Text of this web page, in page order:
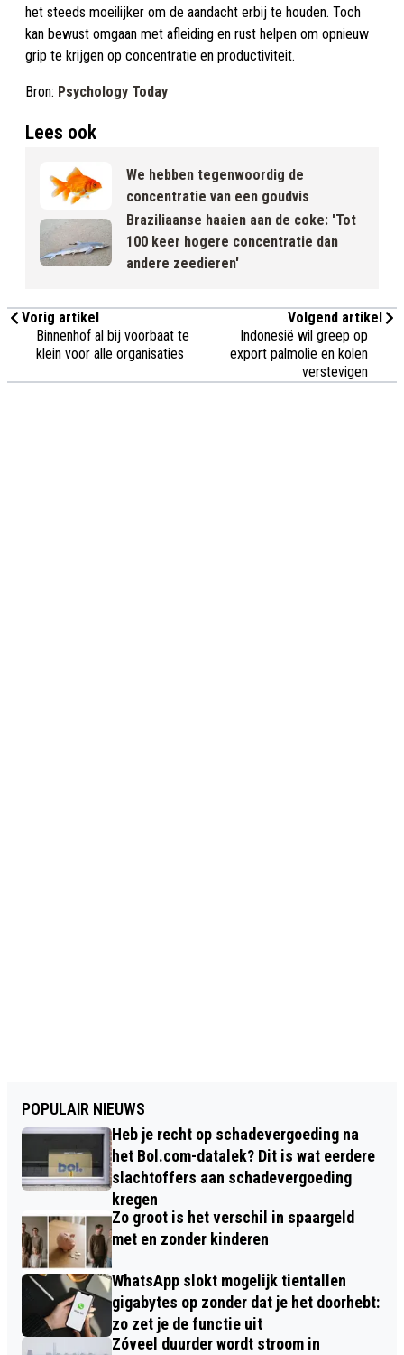
het steeds moeilijker om de aandacht erbij te houden. Toch
kan bewust omgaan met afleiding en rust helpen om opnieuw
grip te krijgen op concentratie en productiviteit.
Bron: Psychology Today
Lees ook
We hebben tegenwoordig de
concentratie van een goudvis
Braziliaanse haaien aan de coke: 'Tot
100 keer hogere concentratie dan
andere zeedieren'
Vorig artikel
Binnenhof al bij voorbaat te
klein voor alle organisaties
Volgend artikel
Indonesië wil greep op
export palmolie en kolen
verstevigen
POPULAIR NIEUWS
Heb je recht op schadevergoeding na
het Bol.com-datalek? Dit is wat eerdere
slachtoffers aan schadevergoeding
kregen
Zo groot is het verschil in spaargeld
met en zonder kinderen
WhatsApp slokt mogelijk tientallen
gigabytes op zonder dat je het doorhebt:
zo zet je de functie uit
Zóveel duurder wordt stroom in